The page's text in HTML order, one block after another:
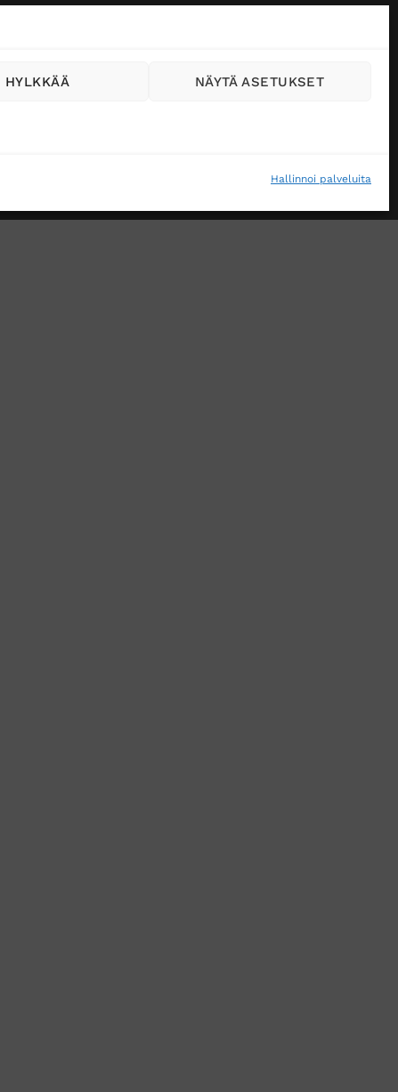
Hallinnoi palveluita
HYLKKÄÄ NÄYTÄ ASETUKSET